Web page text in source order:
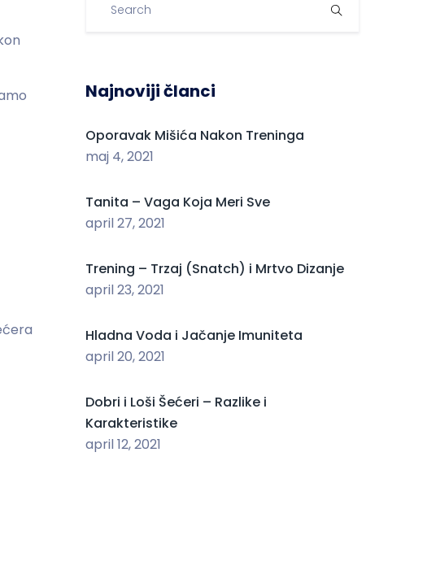
Najnoviji članci
Oporavak Mišića Nakon Treninga
maj 4, 2021
Tanita – Vaga Koja Meri Sve
april 27, 2021
Trening – Trzaj (Snatch) i Mrtvo Dizanje
april 23, 2021
Hladna Voda i Jačanje Imuniteta
april 20, 2021
Dobri i Loši Šećeri – Razlike i
Karakteristike
april 12, 2021